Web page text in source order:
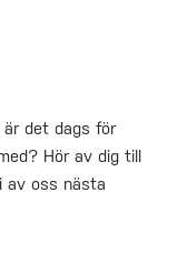
är det dags för
Hör av dig till
av oss nästa